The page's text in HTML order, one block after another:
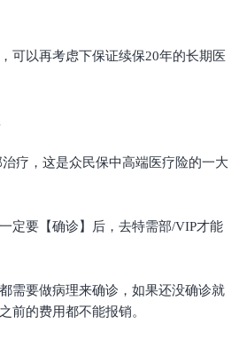
可以再考虑下保证续保20年的长期医
疗，这是众民保中高端医疗险的一大
定要【确诊】后，去特需部/VIP才能
需要做病理来确诊，如果还没确诊就
前的费用都不能报销。